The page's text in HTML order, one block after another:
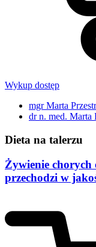
Wykup dostęp
mgr Marta
dr n. med. Marta
Dieta na talerzu
Żywienie chorych
przechodzi w